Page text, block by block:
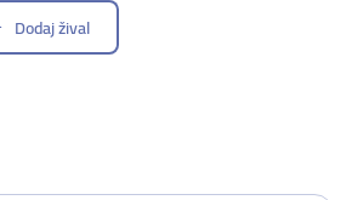
Dodaj žival